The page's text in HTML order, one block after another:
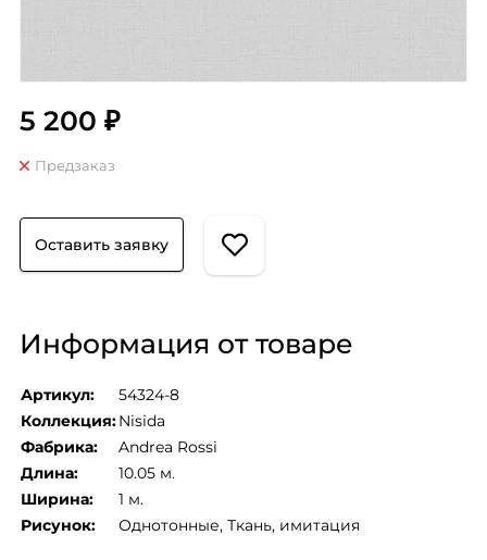
5 200 ₽
Предзаказ
Оставить заявку
Информация от товаре
Артикул:
54324-8
Коллекция:Nisida
Фабрика:
Andrea Rossi
Длина:
10.05 м.
Ширина:
1 м.
Рисунок:
Однотонные, Ткань, имитация